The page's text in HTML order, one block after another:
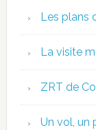
Les plans
La visite
ZRT de
Un vol, un